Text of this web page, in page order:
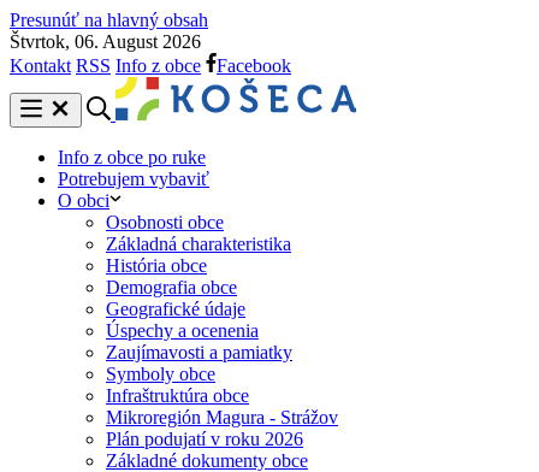
Presunúť na hlavný obsah
Štvrtok, 06. August 2026
Kontakt RSS Info z obce Facebook
Info z obce po ruke
Potrebujem vybaviť
O obci
Osobnosti obce
Základná charakteristika
História obce
Demografia obce
Geografické údaje
Úspechy a ocenenia
Zaujímavosti a pamiatky
Symboly obce
Infraštruktúra obce
Mikroregión Magura - Strážov
Plán podujatí v roku 2026
Základné dokumenty obce